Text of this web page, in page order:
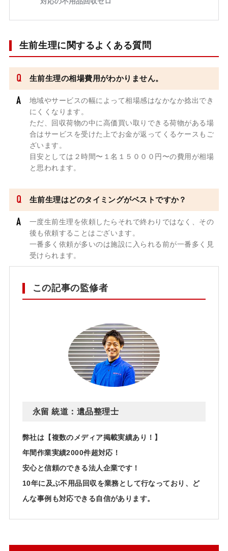
生前生理に関するよくある質問
生前生理の相場費用がわかりません。
地域やサービスの幅によって相場感はなかなか捻出でき
にくくなります。
ただ、回収荷物の中に高価買い取りできる荷物がある場
合はサービスを受けた上でお金が返ってくるケースもご
ざいます。
目安としては２時間〜１名１５０００円〜の費用が相場
と思われます。
生前生理はどのタイミングがベストですか？
一度生前生理を依頼したらそれで終わりではなく、その
後も依頼することはございます。
一番多く依頼が多いのは施設に入られる前が一番多く見
受けられます。
この記事の監修者
永留 統道：遺品整理士
弊社は【複数のメディア掲載実績あり！】
年間作業実績2000件超対応！
安心と信頼のできる法人企業です！
10年に及ぶ不用品回収を業務として行なっており、ど
んな事例も対応できる自信があります。